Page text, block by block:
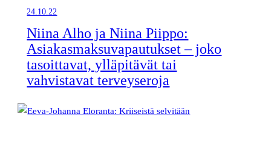
24.10.22
Niina Alho ja Niina Piippo:
Asiakasmaksuvapautukset – joko
tasoittavat, ylläpitävät tai
vahvistavat terveyseroja